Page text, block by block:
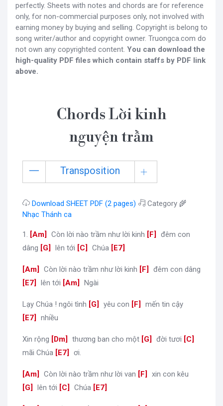
perfectly. Sheets with notes and chords are for reference
only, for non-commercial purposes only, not involved with
earning money by buying and selling. Copyright is belong to
song writer/author and copyright owner. Truongca.com do
not own any copyrighted content. You can download the
high-quality PDF files which contain staffs by PDF link
above.
Chords Lời kinh
nguyện trầm
Transposition
Download SHEET PDF (2 pages)
Category 🌾
Nhạc Thánh ca
1. [Am Còn lời nào trầm như lời kinh [F
đêm con
dâng [G lên tới [C Chúa [E7
[Am Còn lời nào trầm như lời kinh [F
đêm con dâng
[E7 lên tới [Am Ngài
Lạy Chúa ! ngôi tình [G yêu con [F mến tin cậy
E7
nhiều
Xin rộng [Dm thương ban cho một [G đời tươi [C
mãi Chúa [E7 ơi.
[Am Còn lời nào trầm như lời van [F xin con kêu
G
lên tới [C Chúa [E7